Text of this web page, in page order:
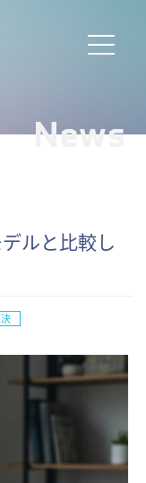
News
ルと比較し